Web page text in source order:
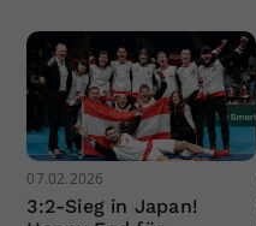
07.02.2026
3:2-Sieg in Japan!